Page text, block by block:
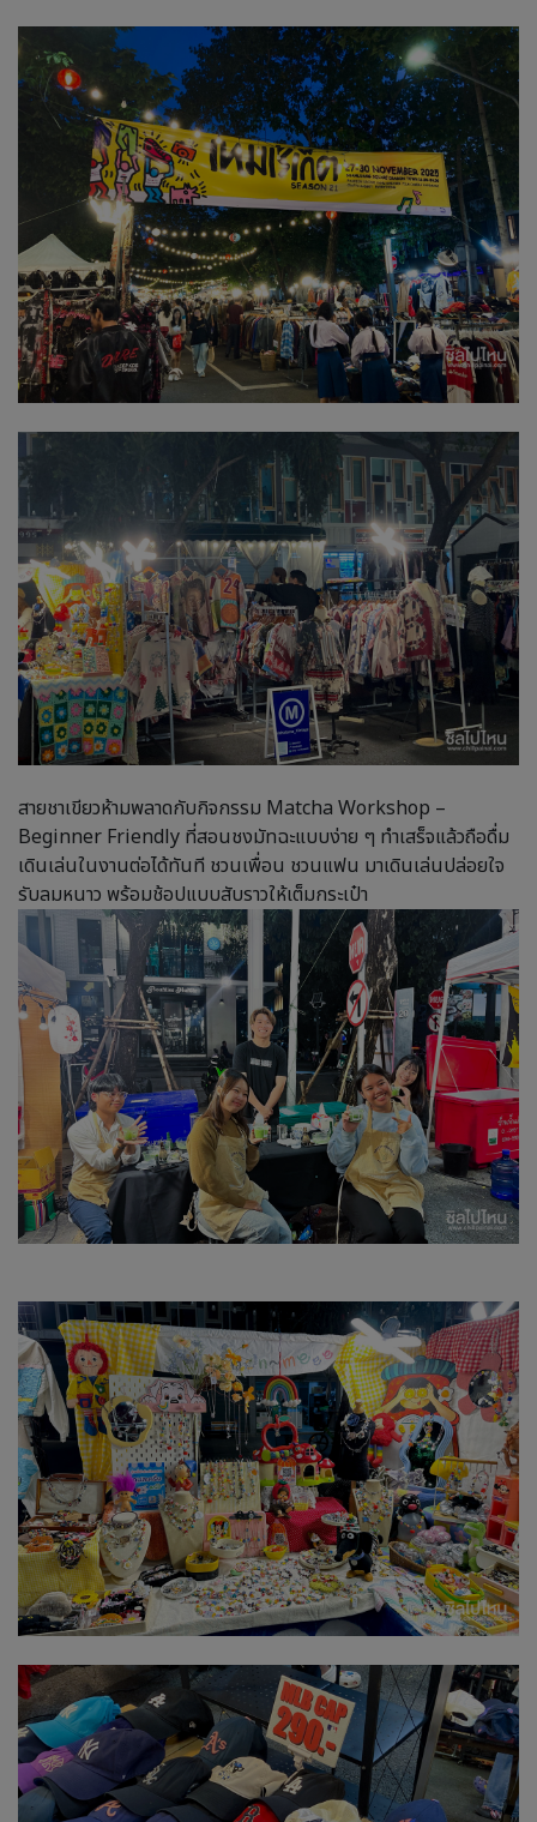
สายชาเขียวห้ามพลาดกับกิจกรรม Matcha Workshop –
Beginner Friendly ที่สอนชงมัทฉะแบบง่าย ๆ ทำเสร็จแล้วถือดื่ม
เดินเล่นในงานต่อได้ทันที ชวนเพื่อน ชวนแฟน มาเดินเล่นปล่อยใจ
รับลมหนาว พร้อมช้อปแบบสับราวให้เต็มกระเป๋า